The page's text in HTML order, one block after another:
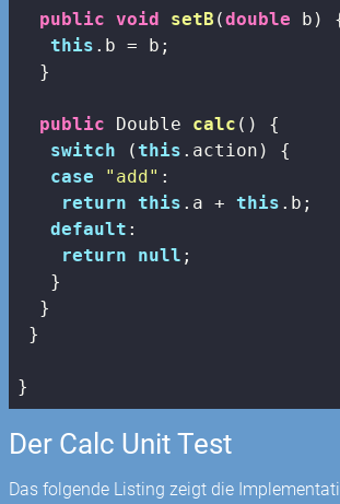
public void setB (double b)
this .b = b;
  }
public Double calc ()
{
switch (this .action) {
case
"add" :
return this .a + this .b;
default :
return
null ;
   }
  }
}
}
Der Calc Unit Test
Das folgende Listing zeigt die